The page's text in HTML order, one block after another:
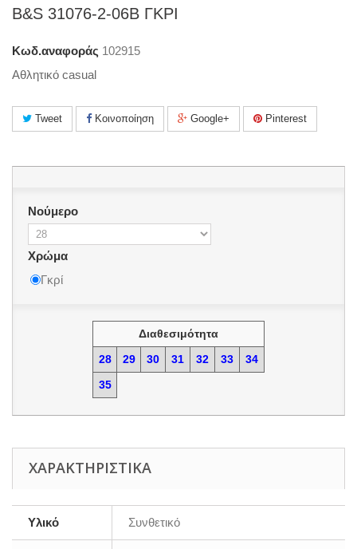
B&S 31076-2-06B ΓΚΡΙ
Κωδ.αναφοράς 102915
Αθλητικό casual
Tweet Κοινοποίηση Google+ Pinterest
Νούμερο
Χρώμα
Γκρί
Διαθεσιμότητα
28
29 30 31 32 33
34
35
ΧΑΡΑΚΤΗΡΙΣΤΙΚΆ
Υλικό Συνθετικό